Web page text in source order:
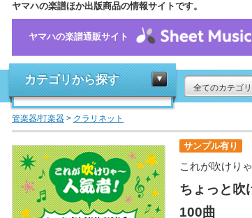
ヤマハの楽譜ほか出版商品の情報サイトです。
ヤマハの楽譜通販サイト
カテゴリから探す
全てのカテゴ
管楽器/打楽器 > クラリネット
サンプル有り
これが吹けり
ちょっと吹
100曲